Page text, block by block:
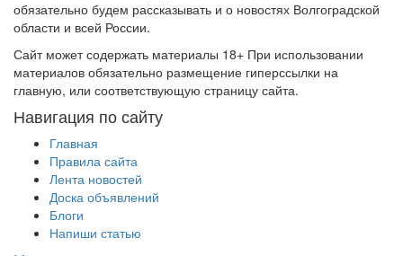
обязательно будем рассказывать и о новостях Волгоградской
области и всей России.
Сайт может содержать материалы 18+ При использовании
материалов обязательно размещение гиперссылки на
главную, или соответствующую страницу сайта.
Навигация по сайту
Главная
Правила сайта
Лента новостей
Доска объявлений
Блоги
Напиши статью